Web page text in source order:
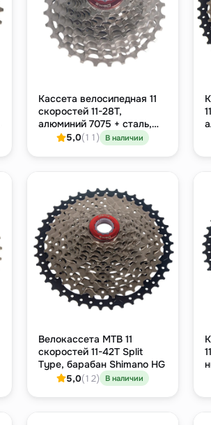
Кассета велосипедная 11
скоростей 11-28T,
алюминий 7075 + сталь,
никелевое покрытие
5,0(11) В наличии
Велокассета MTB 11
скоростей 11-42T Split
Type, барабан Shimano HG
5,0(12) В наличии